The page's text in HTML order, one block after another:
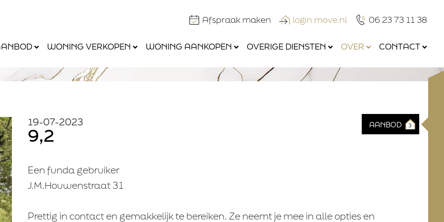
WONING VERKOPEN WONING AANKOPEN OVERIGE DIENSTEN OVER CONTACT
Afspraak maken login move.nl 06 23 73 11 38
19-07-2023
9,2
Een funda gebruiker
J.M.Houwenstraat 31
Prettig in contact en gemakkelijk te bereiken. Ze neemt je mee in alle opties en
AANBOD 3